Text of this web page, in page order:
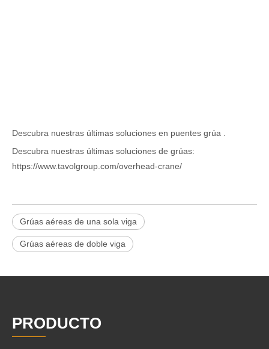
Descubra nuestras últimas soluciones en puentes grúa .
Descubra nuestras últimas soluciones de grúas:
https://www.tavolgroup.com/overhead-crane/
Grúas aéreas de una sola viga
Grúas aéreas de doble viga
PRODUCTO